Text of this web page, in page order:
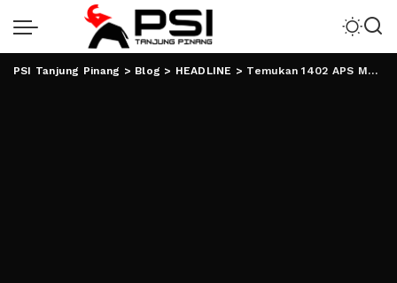
PSI Tanjung Pinang > Blog > HEADLINE > Temukan 1402 APS Melanggar, Bawaslu Surati Parpol